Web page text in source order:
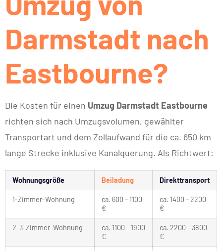
Darmstadt nach
Eastbourne?
Die Kosten für einen Umzug Darmstadt Eastbourne
richten sich nach Umzugsvolumen, gewählter
Transportart und dem Zollaufwand für die ca. 650 km
lange Strecke inklusive Kanalquerung. Als Richtwert:
Wohnungsgröße Beiladung Direkttransport
1-Zimmer-Wohnung
ca. 600 – 1100
€
ca. 1400 – 2200
€
2-3-Zimmer-Wohnung
ca. 1100 – 1900
€
ca. 2200 – 3800
€